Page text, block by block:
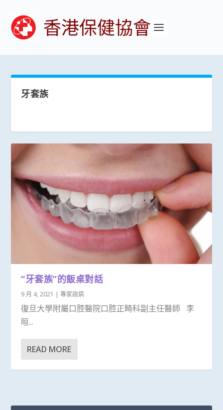
香港保健協會
牙套族
“牙套族”的飯桌對話
9 月 4, 2021 |專家說病
復旦大學附屬口腔醫院口腔正畸科副主任醫師 李
晅...
READ MORE